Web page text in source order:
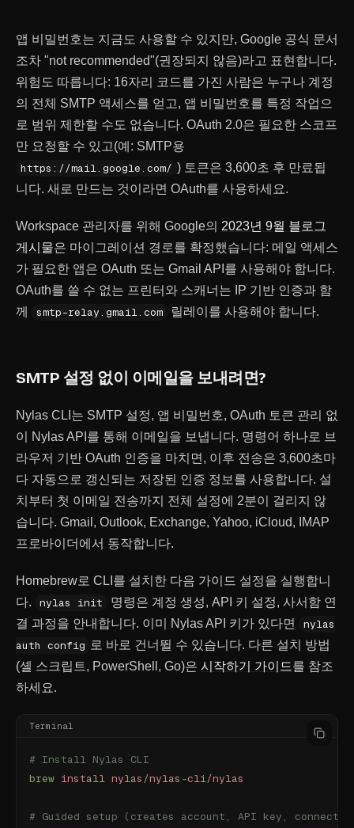
앱 비밀번호는 지금도 사용할 수 있지만, Google 공식 문서
조차 "not recommended"(권장되지 않음)라고 표현합니다.
위험도 따릅니다: 16자리 코드를 가진 사람은 누구나 계정
의 전체 SMTP 액세스를 얻고, 앱 비밀번호를 특정 작업으
로 범위 제한할 수도 없습니다. OAuth 2.0은 필요한 스코프
만 요청할 수 있고(예: SMTP용
https://mail.google.com/ ) 토큰은 3,600초 후 만료됩
니다. 새로 만드는 것이라면 OAuth를 사용하세요.
Workspace 관리자를 위해 Google의 2023년 9월 블로그
게시물은 마이그레이션 경로를 확정했습니다: 메일 액세스
가 필요한 앱은 OAuth 또는 Gmail API를 사용해야 합니다.
OAuth를 쓸 수 없는 프린터와 스캐너는 IP 기반 인증과 함
께
smtp-relay.gmail.com 릴레이를 사용해야 합니다.
SMTP 설정 없이 이메일을 보내려면?
Nylas CLI는 SMTP 설정, 앱 비밀번호, OAuth 토큰 관리 없
이 Nylas API를 통해 이메일을 보냅니다. 명령어 하나로 브
라우저 기반 OAuth 인증을 마치면, 이후 전송은 3,600초마
다 자동으로 갱신되는 저장된 인증 정보를 사용합니다. 설
치부터 첫 이메일 전송까지 전체 설정에 2분이 걸리지 않
습니다. Gmail, Outlook, Exchange, Yahoo, iCloud, IMAP
프로바이더에서 동작합니다.
Homebrew로 CLI를 설치한 다음 가이드 설정을 실행합니
다.
nylas init
명령은 계정 생성, API 키 설정, 사서함 연
결 과정을 안내합니다. 이미 Nylas API 키가 있다면
nylas
auth config 로 바로 건너뛸 수 있습니다. 다른 설치 방법
(셸 스크립트, PowerShell, Go)은 시작하기 가이드를 참조
하세요.
Terminal
# Install Nylas CLI
brew install nylas/nylas-cli/nylas
# Guided setup (creates account, API key, connects